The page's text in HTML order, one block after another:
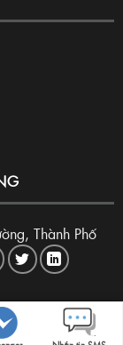
Thành Phố